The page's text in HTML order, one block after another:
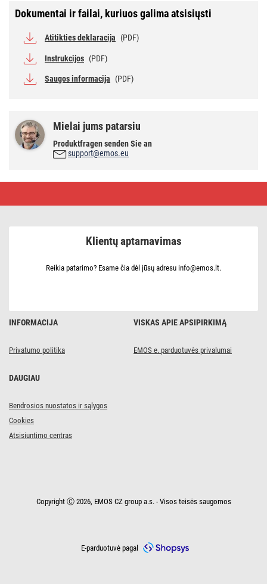
Dokumentai ir failai, kuriuos galima atsisiųsti
Atitikties deklaracija (PDF)
Instrukcijos (PDF)
Saugos informacija (PDF)
Mielai jums patarsiu
Produktfragen senden Sie an
support@emos.eu
INFORMACIJA
Privatumo politika
VISKAS APIE APSIPIRKIMĄ
EMOS e. parduotuvės privalumai
DAUGIAU
Bendrosios nuostatos ir sąlygos
Cookies
Atsisiuntimo centras
Klientų aptarnavimas
Reikia patarimo? Esame čia dėl jūsų adresu info@emos.lt.
Copyright Ⓒ 2026, EMOS CZ group a.s. - Visos teisės saugomos
E-parduotuvė pagal